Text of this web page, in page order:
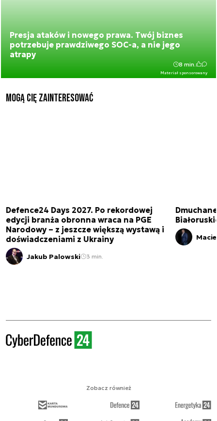
Presja ataków i nowego prawa. Twój biznes
potrzebuje prawdziwego SOC-a, a nie jego
atrapy
Materiał sponsorowany
8 min.
Mogą Cię zainteresować
Defence24 Days 2027. Po rekordowej
edycji branża obronna wraca na PGE
Narodowy – z jeszcze większą wystawą i
doświadczeniami z Ukrainy
Jakub Palowski 3 min.
Zobacz również